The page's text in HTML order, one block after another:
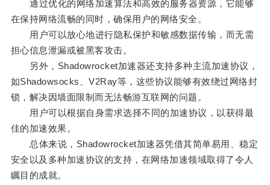
通过优化的网络加速算法和高效的服务器资源，它能够
在保持网络流畅的同时，确保用户的网络安全。
用户可以放心地进行隐私保护和敏感数据传输，而无需
担心信息泄漏或被黑客攻击。
另外，Shadowrocket加速器还支持多种主流加速协议，
如Shadowsocks、V2Ray等，这些协议能够有效绕过网络封
锁，解决因墙面限制而无法畅游互联网的问题。
用户可以根据自身需求选择不同的加速协议，以获得最
佳的加速效果。
总体来说，Shadowrocket加速器凭借其简单易用、稳定
安全以及多种加速协议的支持，在网络加速领域取得了令人
瞩目的成就。